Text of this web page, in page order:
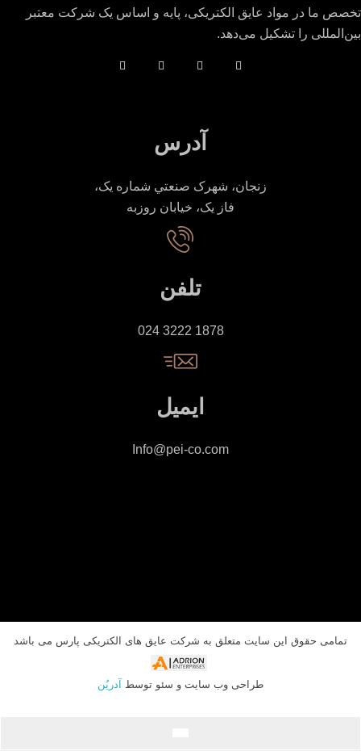
تخصص ما در مواد عایق الکتریکی، پایه و اساس یک شرکت معتبر
بین‌المللی را تشکیل می‌دهد.
آدرس
زنجان، شهرک صنعتي شماره یک،
فاز يک، خيابان روزبه
تلفن
1878 3222 024
ایمیل
Info@pei-co.com
تمامی حقوق این سایت متعلق به شرکت عایق های الکتریکی پارس می باشد
طراحی وب سایت و سئو توسط آدریُن